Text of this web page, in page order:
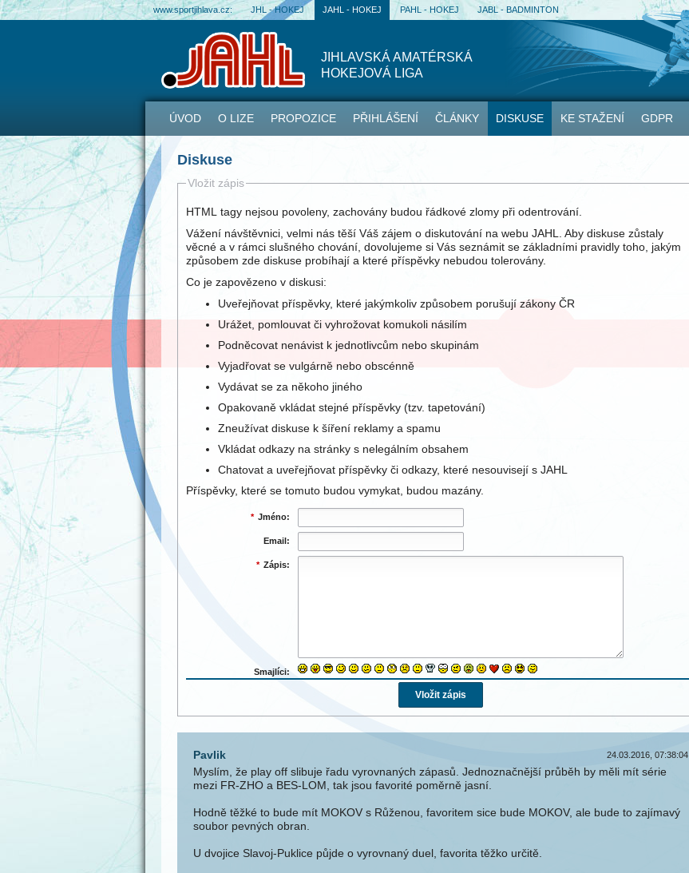
www.sportjihlava.cz: JHL - HOKEJ JAHL - HOKEJ PAHL - HOKEJ JABL - BADMINTON
JIHLAVSKÁ AMATÉRSKÁ
HOKEJOVÁ LIGA
ÚVOD O LIZE PROPOZICE PŘIHLÁŠENÍ ČLÁNKY DISKUSE KE STAŽENÍ GDPR
Diskuse
Vložit zápis
HTML tagy nejsou povoleny, zachovány budou řádkové zlomy při odentrování.
Vážení návštěvnici, velmi nás těší Váš zájem o diskutování na webu JAHL. Aby diskuse zůstaly
věcné a v rámci slušného chování, dovolujeme si Vás seznámit se základními pravidly toho, jakým
způsobem zde diskuse probíhají a které příspěvky nebudou tolerovány.
Co je zapovězeno v diskusi:
Uveřejňovat příspěvky, které jakýmkoliv způsobem porušují zákony ČR
Urážet, pomlouvat či vyhrožovat komukoli násilím
Podněcovat nenávist k jednotlivcům nebo skupinám
Vyjadřovat se vulgárně nebo obscénně
Vydávat se za někoho jiného
Opakovaně vkládat stejné příspěvky (tzv. tapetování)
Zneužívat diskuse k šíření reklamy a spamu
Vkládat odkazy na stránky s nelegálním obsahem
Chatovat a uveřejňovat příspěvky či odkazy, které nesouvisejí s JAHL
Příspěvky, které se tomuto budou vymykat, budou mazány.
* Jméno:
Email:
* Zápis:
Smajlíci:
24.03.2016, 07:38:04
Pavlik
Myslím, že play off slibuje řadu vyrovnaných zápasů. Jednoznačnější průběh by měli mít série
mezi FR-ZHO a BES-LOM, tak jsou favorité poměrně jasní.
Hodně těžké to bude mít MOKOV s Růženou, favoritem sice bude MOKOV, ale bude to zajímavý
soubor pevných obran.
U dvojice Slavoj-Puklice půjde o vyrovnaný duel, favorita těžko určitě.